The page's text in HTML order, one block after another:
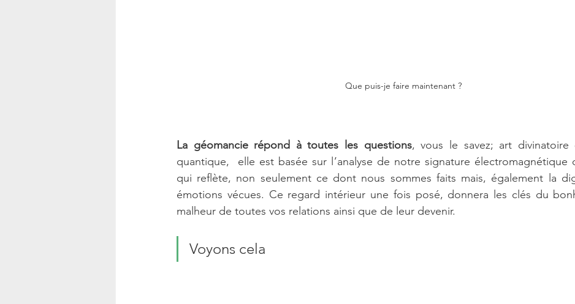
Que puis-je faire maintenant ?
La géomancie répond à toutes les questions, vous le savez; art divinatoire
quantique,  elle est basée sur l’analyse de notre signature électromagnétique
qui reflète, non seulement ce dont nous sommes faits mais, également la
émotions vécues. Ce regard intérieur une fois posé, donnera les clés du
malheur de toutes vos relations ainsi que de leur devenir.
Voyons cela